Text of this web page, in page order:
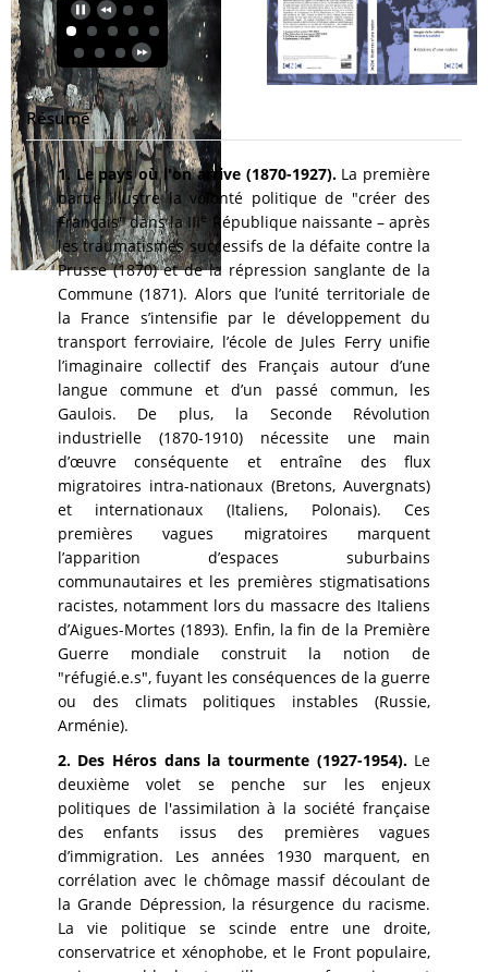
Résumé
1. Le pays où l'on arrive (1870-1927).La première
partie illustre la volonté politique de "créer des
Français" dans la IIIe République naissante – après
les traumatismes successifs de la défaite contre la
Prusse (1870) et de la répression sanglante de la
Commune (1871). Alors que l’unité territoriale de
la France s’intensifie par le développement du
transport ferroviaire, l’école de Jules Ferry unifie
l’imaginaire collectif des Français autour d’une
langue commune et d’un passé commun, les
Gaulois. De plus, la Seconde Révolution
industrielle (1870-1910) nécessite une main
d’œuvre conséquente et entraîne des flux
migratoires intra-nationaux (Bretons, Auvergnats)
et internationaux (Italiens, Polonais). Ces
premières vagues migratoires marquent
l’apparition d’espaces suburbains
communautaires et les premières stigmatisations
racistes, notamment lors du massacre des Italiens
d’Aigues-Mortes (1893). Enfin, la fin de la Première
Guerre mondiale construit la notion de
"réfugié.e.s", fuyant les conséquences de la guerre
ou des climats politiques instables (Russie,
Arménie).
2. Des Héros dans la tourmente (1927-1954).Le
deuxième volet se penche sur les enjeux
politiques de l'assimilation à la société française
des enfants issus des premières vagues
d’immigration. Les années 1930 marquent, en
corrélation avec le chômage massif découlant de
la Grande Dépression, la résurgence du racisme.
La vie politique se scinde entre une droite,
conservatrice et xénophobe, et le Front populaire,